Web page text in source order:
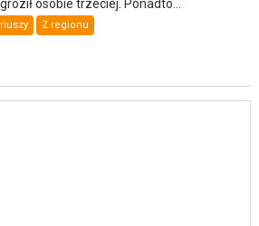
osobie trzeciej. Ponadto...
Z regionu